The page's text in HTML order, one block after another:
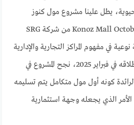
يطل علينا مشروع مول كنوز
حدائق أكتوبر Konoz Mall October Gardens من شركة SRG
في مفهوم المراكز التجارية والإدارية
بالمنطقة. فمنذ الإعلان عن إطلاقه في فبراير 2025، نجح المشروع في
كونه أول مول متكامل يتم تسليمه
المنطقة في ديسمبر 2026، الأمر الذي يجعله وجهة استثمارية